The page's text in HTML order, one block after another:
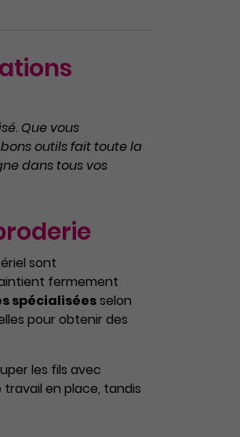
Que vous
outils fait toute la
dans tous vos
sont
fermement
spécialiséesselon
pour obtenir des
les fils avec
en place, tandis